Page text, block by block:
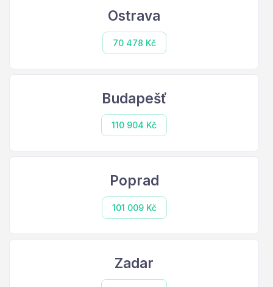
Ostrava
70 478 Kč
Budapešť
110 904 Kč
Poprad
101 009 Kč
Zadar